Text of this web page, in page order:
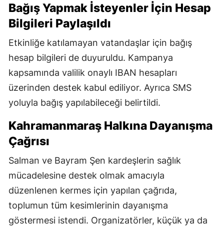
Bağış Yapmak İsteyenler İçin Hesap
Bilgileri Paylaşıldı
Etkinliğe katılamayan vatandaşlar için bağış
hesap bilgileri de duyuruldu. Kampanya
kapsamında valilik onaylı IBAN hesapları
üzerinden destek kabul ediliyor. Ayrıca SMS
yoluyla bağış yapılabileceği belirtildi.
Kahramanmaraş Halkına Dayanışma
Çağrısı
Salman ve Bayram Şen kardeşlerin sağlık
mücadelesine destek olmak amacıyla
düzenlenen kermes için yapılan çağrıda,
toplumun tüm kesimlerinin dayanışma
göstermesi istendi. Organizatörler, küçük ya da